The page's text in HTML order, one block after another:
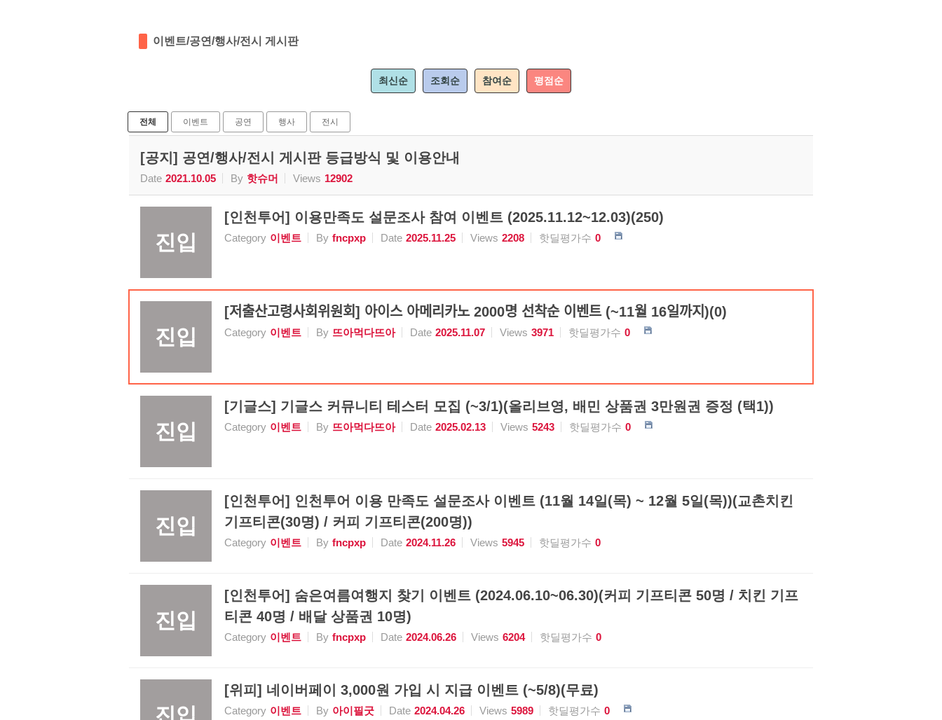
이벤트/공연/행사/전시 게시판
최신순 조회순 참여순 평점순
전체 이벤트 공연 행사 전시
[공지] 공연/행사/전시 게시판 등급방식 및 이용안내
Date 2021.10.05 By 핫슈머 Views 12902
진입
[인천투어] 이용만족도 설문조사 참여 이벤트 (2025.11.12~12.03)(250)
Category 이벤트 By fncpxp Date 2025.11.25 Views 2208 핫딜평가수 0
진입
[저출산고령사회위원회] 아이스 아메리카노 2000명 선착순 이벤트 (~11월 16일까지)(0)
Category 이벤트 By 뜨아먹다뜨아 Date 2025.11.07 Views 3971 핫딜평가수 0
진입
[기글스] 기글스 커뮤니티 테스터 모집 (~3/1)(올리브영, 배민 상품권 3만원권 증정 (택1))
Category 이벤트 By 뜨아먹다뜨아 Date 2025.02.13 Views 5243 핫딜평가수 0
진입
[인천투어] 인천투어 이용 만족도 설문조사 이벤트 (11월 14일(목) ~ 12월 5일(목))(교촌치킨
기프티콘(30명) / 커피 기프티콘(200명))
Category 이벤트 By fncpxp Date 2024.11.26 Views 5945 핫딜평가수 0
진입
[인천투어] 숨은여름여행지 찾기 이벤트 (2024.06.10~06.30)(커피 기프티콘 50명 / 치킨 기프
티콘 40명 / 배달 상품권 10명)
Category 이벤트 By fncpxp Date 2024.06.26 Views 6204 핫딜평가수 0
진입
[위피] 네이버페이 3,000원 가입 시 지급 이벤트 (~5/8)(무료)
Category 이벤트 By 아이필굿 Date 2024.04.26 Views 5989 핫딜평가수 0